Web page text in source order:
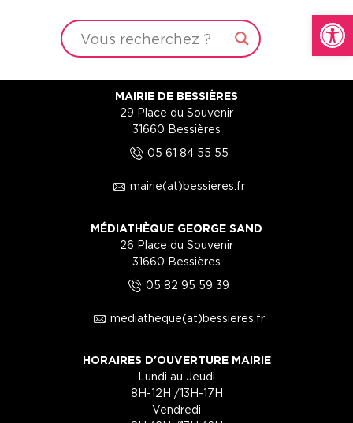
Ouvrir
MAIRIE DE BESSIÈRES
29 Place du Souvenir
31660 Bessières
5 05 61 84 55 55
1 mairie(at)bessieres.fr
MÉDIATHÈQUE GEORGE SAND
26 Place du Souvenir
31660 Bessières
5 05 82 95 59 39
1 mediatheque(at)bessieres.fr
HORAIRES D'OUVERTURE MAIRIE
Lundi au Jeudi
8H-12H /13H-17H
Vendredi